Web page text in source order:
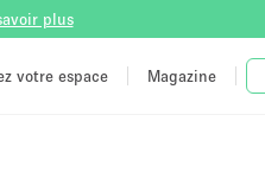
plus
votre espace Magazine